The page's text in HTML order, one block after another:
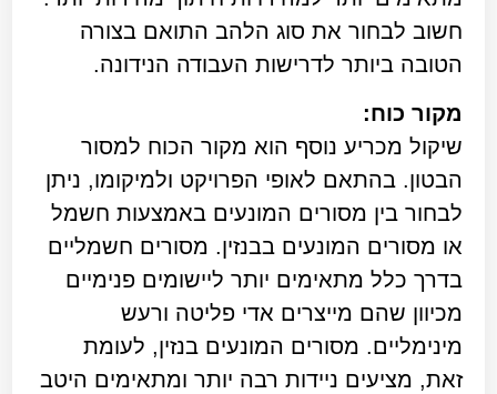
חשוב לבחור את סוג הלהב התואם בצורה
הטובה ביותר לדרישות העבודה הנידונה.
מקור כוח:
שיקול מכריע נוסף הוא מקור הכוח למסור
הבטון. בהתאם לאופי הפרויקט ולמיקומו, ניתן
לבחור בין מסורים המונעים באמצעות חשמל
או מסורים המונעים בבנזין. מסורים חשמליים
בדרך כלל מתאימים יותר ליישומים פנימיים
מכיוון שהם מייצרים אדי פליטה ורעש
מינימליים. מסורים המונעים בנזין, לעומת
זאת, מציעים ניידות רבה יותר ומתאימים היטב